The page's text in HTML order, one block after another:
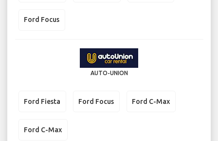
Ford Focus
AUTO-UNION
Ford Fiesta Ford Focus Ford C-Max
Ford C-Max